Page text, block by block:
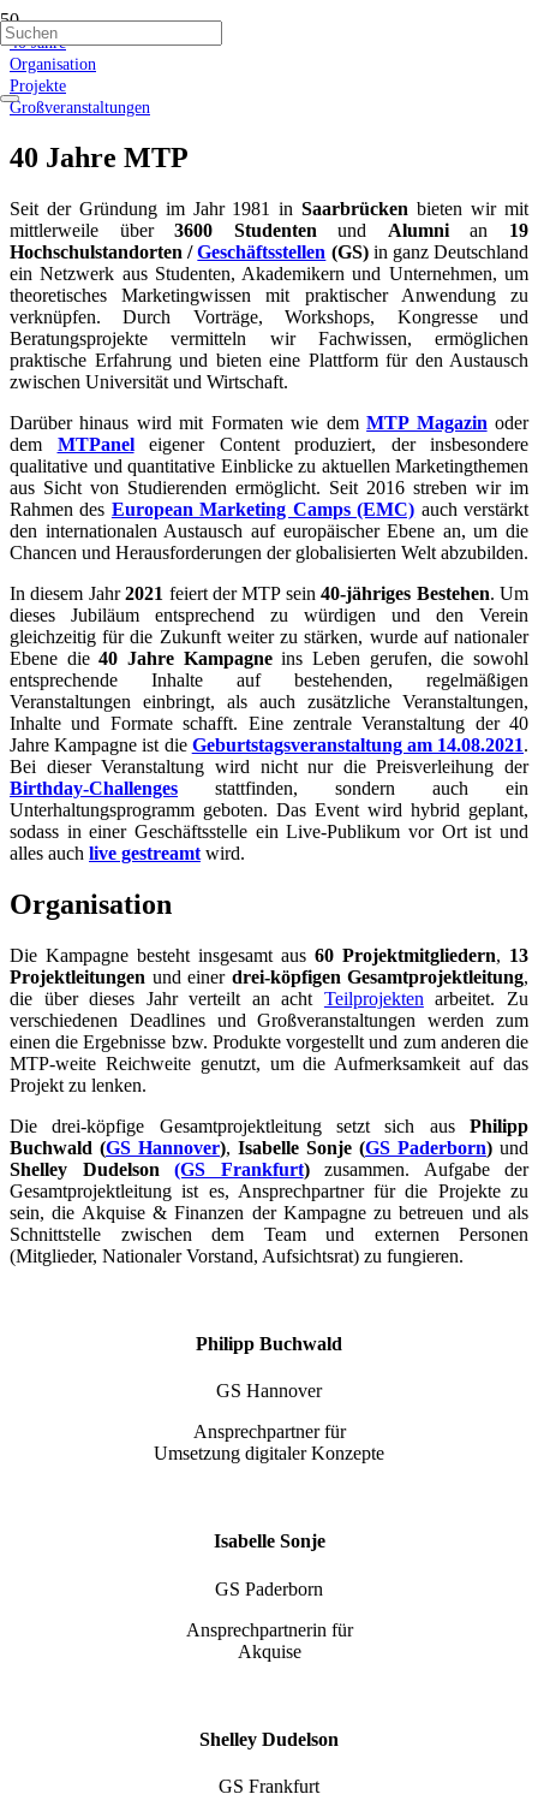
40 Jahre
Organisation
Projekte
Großveranstaltungen
40 Jahre MTP
Seit der Gründung im Jahr 1981 inSaarbrücken bieten wir mit
mittlerweile über3600 Studenten und Alumnian 19
Hochschulstandorten /Geschäftsstellen (GS)in ganz Deutschland
ein Netzwerk aus Studenten, Akademikern und Unternehmen, um
theoretisches Marketingwissen mit praktischer Anwendung zu
verknüpfen. Durch Vorträge, Workshops, Kongresse und
Beratungsprojekte vermitteln wir Fachwissen, ermöglichen
praktische Erfahrung und bieten eine Plattform für den Austausch
zwischen Universität und Wirtschaft.
Darüber hinaus wird mit Formaten wie demMTP Magazin oder
dem MTPaneleigener Content produziert, der insbesondere
qualitative und quantitative Einblicke zu aktuellen Marketingthemen
aus Sicht von Studierenden ermöglicht. Seit 2016 streben wir im
Rahmen des European Marketing Camps (EMC) auch verstärkt
den internationalen Austausch auf europäischer Ebene an, um die
Chancen und Herausforderungen der globalisierten Welt abzubilden.
In diesem Jahr2021 feiert der MTP sein40-jähriges Bestehen. Um
dieses Jubiläum entsprechend zu würdigen und den Verein
gleichzeitig für die Zukunft weiter zu stärken, wurde auf nationaler
Ebene die40 Jahre Kampagneins Leben gerufen, die sowohl
entsprechende Inhalte auf bestehenden, regelmäßigen
Veranstaltungen einbringt, als auch zusätzliche Veranstaltungen,
Inhalte und Formate schafft. Eine zentrale Veranstaltung der 40
Jahre Kampagne ist die Geburtstagsveranstaltung am 14.08.2021.
Bei dieser Veranstaltung wird nicht nur die Preisverleihung der
Birthday-Challenges stattfinden, sondern auch ein
Unterhaltungsprogramm geboten. Das Event wird hybrid geplant,
sodass in einer Geschäftsstelle ein Live-Publikum vor Ort ist und
alles auch live gestreamt wird.
Organisation
Die Kampagne besteht insgesamt aus 60 Projektmitgliedern, 13
Projektleitungen und einer drei-köpfigen Gesamtprojektleitung,
die über dieses Jahr verteilt an acht Teilprojekten arbeitet. Zu
verschiedenen Deadlines und Großveranstaltungen werden zum
einen die Ergebnisse bzw. Produkte vorgestellt und zum anderen die
MTP-weite Reichweite genutzt, um die Aufmerksamkeit auf das
Projekt zu lenken.
Die drei-köpfige Gesamtprojektleitung setzt sich aus Philipp
Buchwald (GS Hannover), Isabelle Sonje (GS Paderborn) und
Shelley Dudelson (GS Frankfurt) zusammen. Aufgabe der
Gesamtprojektleitung ist es, Ansprechpartner für die Projekte zu
sein, die Akquise & Finanzen der Kampagne zu betreuen und als
Schnittstelle zwischen dem Team und externen Personen
(Mitglieder, Nationaler Vorstand, Aufsichtsrat) zu fungieren.
Philipp Buchwald
GS Hannover
Ansprechpartner für
Umsetzung digitaler Konzepte
Isabelle Sonje
GS Paderborn
Ansprechpartnerin für
Akquise
Shelley Dudelson
GS Frankfurt